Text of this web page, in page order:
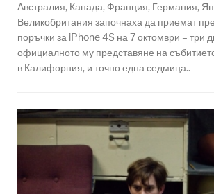
Австралия, Канада, Франция, Германия,
Великобритания започнаха да приемат
поръчки за iPhone 4S на 7 октомври – три
официалното му представяне на
в Калифорния, и точно една седмица..